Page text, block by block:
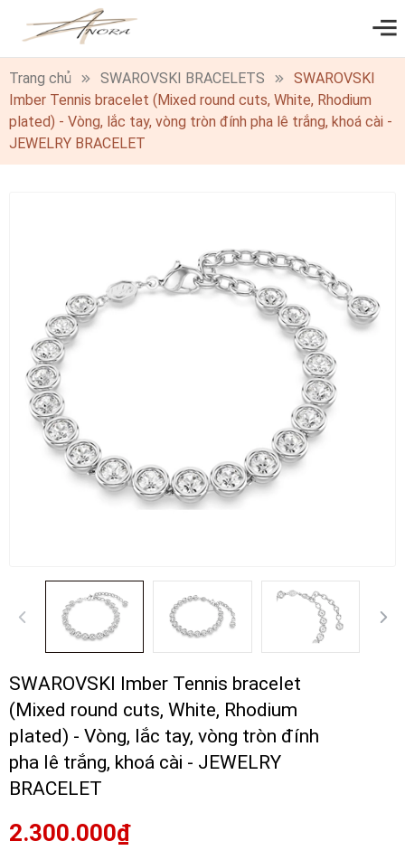
0
Trang chủ SWAROVSKI BRACELETS
SWAROVSKI
Imber Tennis bracelet (Mixed round cuts, White, Rhodium
plated) - Vòng, lắc tay, vòng tròn đính pha lê trắng, khoá cài -
JEWELRY BRACELET
SWAROVSKI Imber Tennis bracelet
(Mixed round cuts, White, Rhodium
plated) - Vòng, lắc tay, vòng tròn đính
pha lê trắng, khoá cài - JEWELRY
BRACELET
2.300.000₫